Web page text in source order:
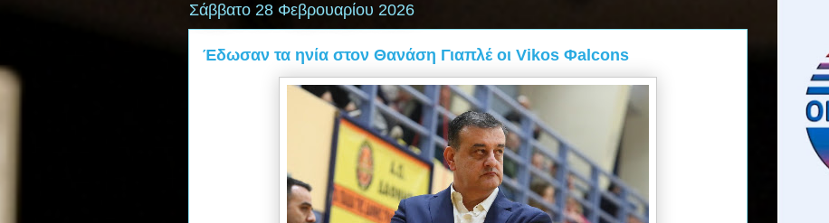
Σάββατο 28 Φεβρουαρίου 2026
Έδωσαν τα ηνία στον Θανάση Γιαπλέ οι Vikos Φalcons